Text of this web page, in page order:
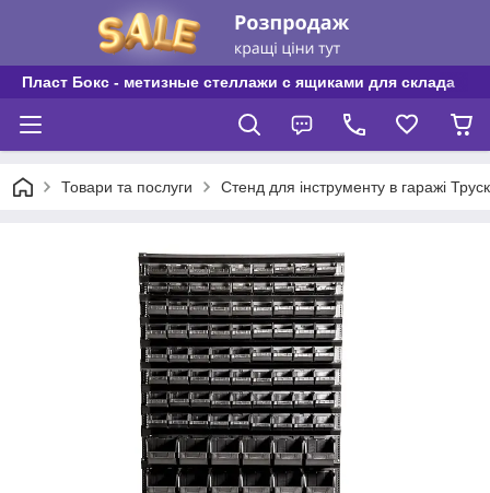
Пласт Бокс - метизные стеллажи с ящиками для склада
Товари та послуги Стенд для інструменту в гаражі